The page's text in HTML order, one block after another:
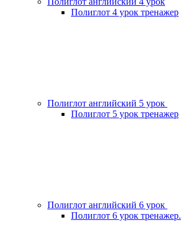
Полиглот 4 урок тренажер
Полиглот английский 5 урок
Полиглот 5 урок тренажер
Полиглот английский 6 урок
Полиглот 6 урок тренажер.